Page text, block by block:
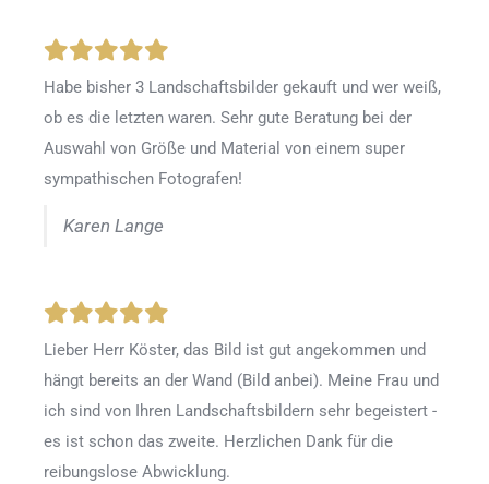
Habe bisher 3 Landschaftsbilder gekauft und wer weiß,
ob es die letzten waren. Sehr gute Beratung bei der
Auswahl von Größe und Material von einem super
sympathischen Fotografen!
Karen Lange
Lieber Herr Köster, das Bild ist gut angekommen und
hängt bereits an der Wand (Bild anbei). Meine Frau und
ich sind von Ihren Landschaftsbildern sehr begeistert -
es ist schon das zweite. Herzlichen Dank für die
reibungslose Abwicklung.